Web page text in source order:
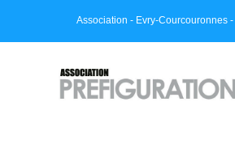
Association - Evry-Courcouronnes